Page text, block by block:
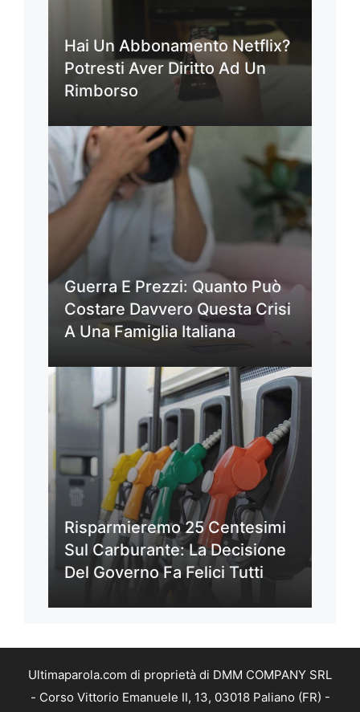
Hai Un Abbonamento Netflix?
Potresti Aver Diritto Ad Un
Rimborso
Guerra E Prezzi: Quanto Può
Costare Davvero Questa Crisi
A Una Famiglia Italiana
Risparmieremo 25 Centesimi
Sul Carburante: La Decisione
Del Governo Fa Felici Tutti
Ultimaparola.com di proprietà di DMM COMPANY SRL
- Corso Vittorio Emanuele II, 13, 03018 Paliano (FR) -